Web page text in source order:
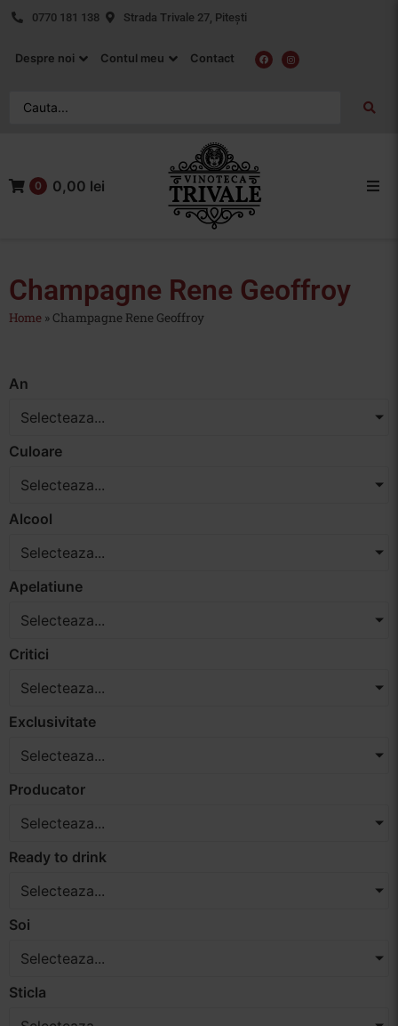
0770 181 138 Strada Trivale 27, Pitești
Despre noi Contul meu Contact
Vin Rosu
Vin Alb
Vinuri Spumante
Distilate
Accesorii
0 0,00 lei
Champagne Rene Geoffroy
Home » Champagne Rene Geoffroy
An
Selecteaza...
Culoare
Selecteaza...
Alcool
Selecteaza...
Apelatiune
Selecteaza...
Critici
Selecteaza...
Exclusivitate
Selecteaza...
Producator
Selecteaza...
Ready to drink
Selecteaza...
Soi
Selecteaza...
Sticla